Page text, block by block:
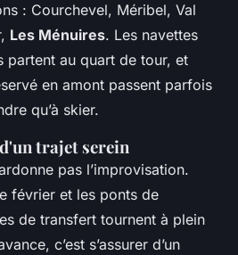
: Courchevel, Méribel, Val
Les Ménuires. Les navettes
partent au quart de tour, et
en amont passent parfois
qu’à skier.
trajet serein
pas l’improvisation.
février et les ponts de
de transfert tournent à plein
c’est s’assurer d’un